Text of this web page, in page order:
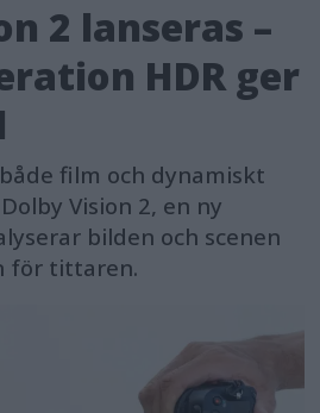
2 lanseras –
HDR ger
film och dynamiskt
Vision 2, en ny
bilden och scenen
för tittaren.